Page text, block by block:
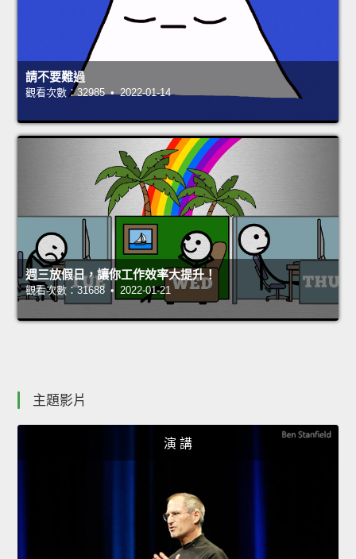
請不要難過
觀看次數：32985 • 2022-01-14
週三放假日，讓你工作效率大提升！
觀看次數：31688 • 2022-01-21
主題影片
演 講